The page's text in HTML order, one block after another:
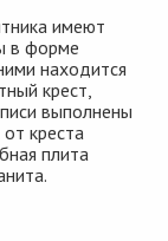
имеют
в форме
находится
крест,
выполнены
креста
плита